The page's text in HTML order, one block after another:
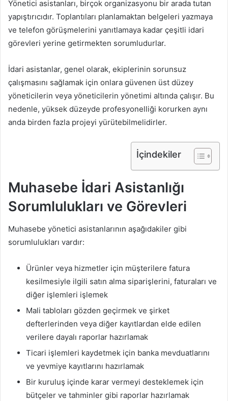
Yönetici asistanları, birçok organizasyonu bir arada tutan
yapıştırıcıdır. Toplantıları planlamaktan belgeleri yazmaya
ve telefon görüşmelerini yanıtlamaya kadar çeşitli idari
görevleri yerine getirmekten sorumludurlar.
İdari asistanlar, genel olarak, ekiplerinin sorunsuz
çalışmasını sağlamak için onlara güvenen üst düzey
yöneticilerin veya yöneticilerin yönetimi altında çalışır. Bu
nedenle, yüksek düzeyde profesyonelliği korurken aynı
anda birden fazla projeyi yürütebilmelidirler.
İçindekiler
Muhasebe İdari Asistanlığı
Sorumlulukları ve Görevleri
Muhasebe yönetici asistanlarının aşağıdakiler gibi
sorumlulukları vardır:
Ürünler veya hizmetler için müşterilere fatura
kesilmesiyle ilgili satın alma siparişlerini, faturaları ve
diğer işlemleri işlemek
Mali tabloları gözden geçirmek ve şirket
defterlerinden veya diğer kayıtlardan elde edilen
verilere dayalı raporlar hazırlamak
Ticari işlemleri kaydetmek için banka mevduatlarını
ve yevmiye kayıtlarını hazırlamak
Bir kuruluş içinde karar vermeyi desteklemek için
bütçeler ve tahminler gibi raporlar hazırlamak